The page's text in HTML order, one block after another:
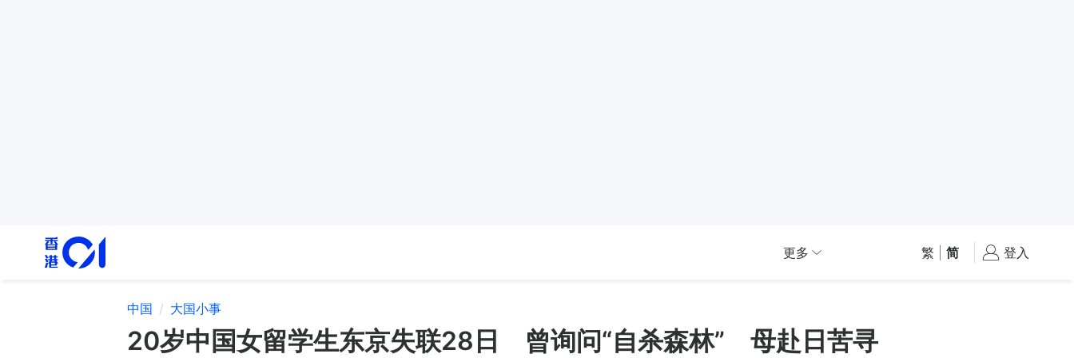
更多 繁 简 登入
中国 大国小事
20岁中国女留学生东京失联28日 曾询问“自杀森林” 母赴日苦寻